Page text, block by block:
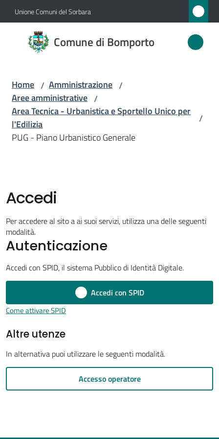
Vai al contenuto
Vai alla navigazione
Vai al footer
Unione Comuni del Sorbara
Comune di Bomporto
Comune
di
Amministrazione
Menu selezionato
Novità
Vivere
Bomporto
Tutti
gli
Seguici
su
Home / Amministrazione /
Aree amministrative /
Area Tecnica - Urbanistica e Sportello Unico per
l'Edilizia
/
PUG - Piano Urbanistico Generale
Accedi
Per accedere al sito a ai suoi servizi, utilizza una delle seguenti
modalità.
Autenticazione
Accedi con SPID, il sistema Pubblico di Identità Digitale.
Accedi con SPID
Come attivare SPID
Altre utenze
In alternativa puoi utilizzare le seguenti modalità.
Accesso operatore